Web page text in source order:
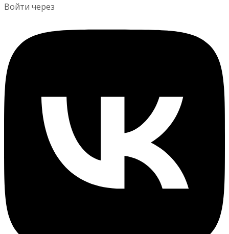
Войти через